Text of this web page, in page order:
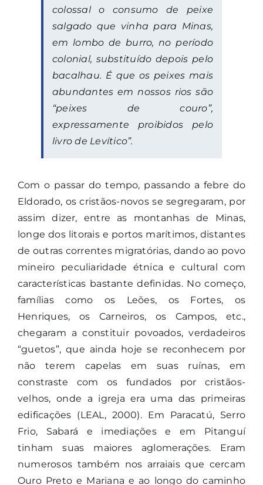
colossal o consumo de peixe
salgado que vinha para Minas,
em lombo de burro, no período
colonial, substituído depois pelo
bacalhau. É que os peixes mais
abundantes em nossos rios são
“peixes de couro”,
expressamente proibidos pelo
livro de Levítico”.
Com o passar do tempo, passando a febre do
Eldorado, os cristãos-novos se segregaram, por
assim dizer, entre as montanhas de Minas,
longe dos litorais e portos marítimos, distantes
de outras correntes migratórias, dando ao povo
mineiro peculiaridade étnica e cultural com
características bastante definidas. No começo,
famílias como os Leões, os Fortes, os
Henriques, os Carneiros, os Campos, etc.,
chegaram a constituir povoados, verdadeiros
“guetos”, que ainda hoje se reconhecem por
não terem capelas em suas ruínas, em
constraste com os fundados por cristãos-
velhos, onde a igreja era uma das primeiras
edificações (LEAL, 2000). Em Paracatú, Serro
Frio, Sabará e imediações e em Pitanguí
tinham suas maiores aglomerações. Eram
numerosos também nos arraiais que cercam
Ouro Preto e Mariana e ao longo do caminho